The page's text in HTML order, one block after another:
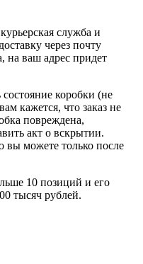
служба и
через почту
на ваш адрес придет
коробки (не
кажется, что заказ не
повреждена,
акт о вскрытии.
вы можете только после
10 позиций и его
тысяч рублей.